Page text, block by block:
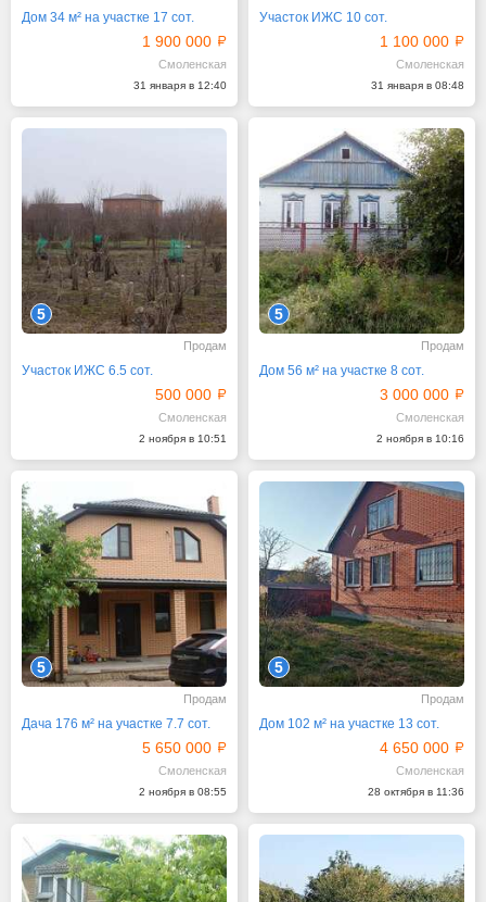
Дом 34 м² на участке 17 сот.
1 900 000
Смоленская
31 января в 12:40
Участок ИЖС 10 сот.
1 100 000
Смоленская
31 января в 08:48
5
Продам
Участок ИЖС 6.5 сот.
500 000
Смоленская
2 ноября в 10:51
5
Продам
Дом 56 м² на участке 8 сот.
3 000 000
Смоленская
2 ноября в 10:16
5
Продам
Дача 176 м² на участке 7.7 сот.
5 650 000
Смоленская
2 ноября в 08:55
5
Продам
Дом 102 м² на участке 13 сот.
4 650 000
Смоленская
28 октября в 11:36